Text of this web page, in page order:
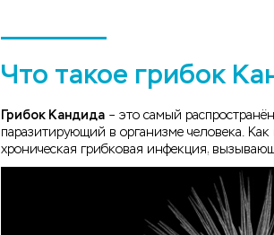
Что такое грибок
Грибок Кандида– это самый
паразитирующий в организме человека.
хроническая грибковая инфекция,